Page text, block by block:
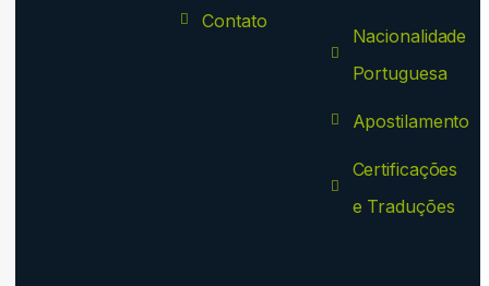
Contato
Nacionalidade
Portuguesa
Apostilamento
Certificações
e Traduções